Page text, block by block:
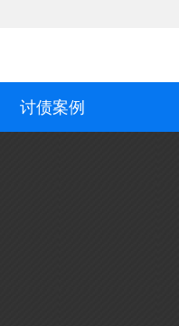
讨债案例